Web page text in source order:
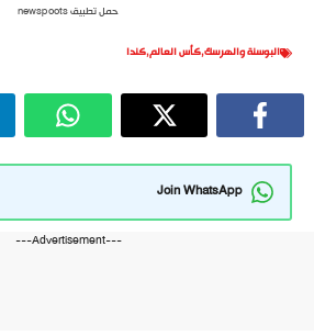
حمل تطبيق newspoots
البوسنة والهرسك,كأس العالم,كندا
Join WhatsApp
---Advertisement---